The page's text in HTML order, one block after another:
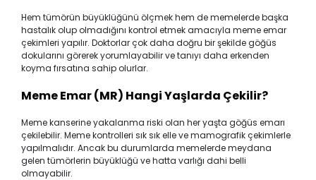
Hem tümörün büyüklüğünü ölçmek hem de memelerde başka
hastalık olup olmadığını kontrol etmek amacıyla meme emar
çekimleri yapılır. Doktorlar çok daha doğru bir şekilde göğüs
dokularını görerek yorumlayabilir ve tanıyı daha erkenden
koyma fırsatına sahip olurlar.
Meme Emar (MR) Hangi Yaşlarda Çekilir?
Meme kanserine yakalanma riski olan her yaşta göğüs emarı
çekilebilir. Meme kontrolleri sık sık elle ve mamografik çekimlerle
yapılmalıdır. Ancak bu durumlarda memelerde meydana
gelen tümörlerin büyüklüğü ve hatta varlığı dahi belli
olmayabilir.